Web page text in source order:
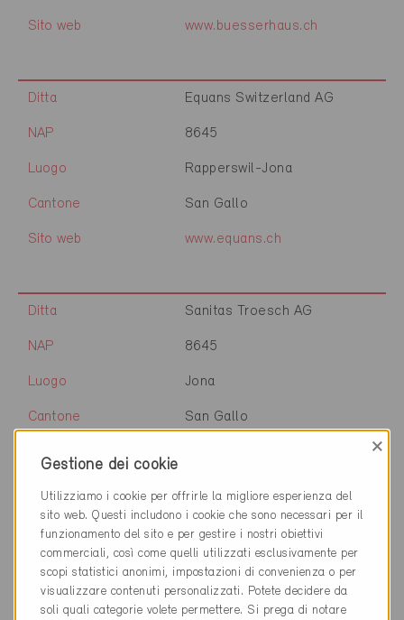
Sito web www.buesserhaus.ch
Ditta Equans Switzerland AG
NAP 8645
Luogo Rapperswil-Jona
Cantone San Gallo
Sito web www.equans.ch
Ditta Sanitas Troesch AG
NAP 8645
Luogo Jona
Cantone San Gallo
NAP 8645
Luogo Rapperswil-Jona
Gestione dei cookie
×
Utilizziamo i cookie per offrirle la migliore esperienza del
sito web. Questi includono i cookie che sono necessari per il
funzionamento del sito e per gestire i nostri obiettivi
commerciali, così come quelli utilizzati esclusivamente per
scopi statistici anonimi, impostazioni di convenienza o per
visualizzare contenuti personalizzati. Potete decidere da
soli quali categorie volete permettere. Si prega di notare